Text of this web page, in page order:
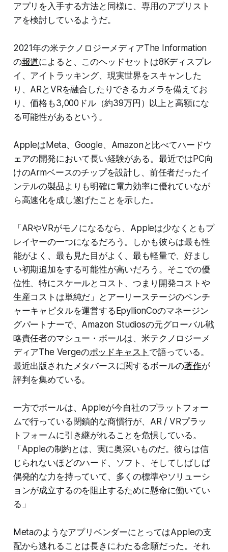
アプリを入手する方法と同様に、専用のアプリスト
アを検討しているようだ。
2021年の米テクノロジーメディアThe Information
の報道によると、このヘッドセットは8Kディスプレ
イ、アイトラッキング、現実世界をスキャンした
り、ARとVRを融合したりできるカメラを備えてお
り、価格も3,000ドル（約39万円）以上と高額にな
る可能性があるという。
AppleはMeta、Google、Amazonと比べてハードウ
ェアの開発において長い経験がある。最近ではPC向
けのArmベースのチップを設計し、前任者だったイ
ンテルの製品よりも明確に電力効率に優れていなが
ら高速化を成し遂げたことを示した。
「ARやVRがモノになるなら、Appleは少なくともプ
レイヤーの一つになるだろう。しかも彼らは最も性
能がよく、最も見た目がよく、最も軽量で、好まし
い初期追加をする可能性が高いだろう。そこでの優
位性、特にスケールとコスト、つまり開発コストや
生産コストは単純だ」とアーリーステージのベンチ
ャーキャピタルを運営するEpyllionCoのマネージン
グパートナーで、Amazon Studiosの元グローバル戦
略責任者のマシュー・ボールは、米テクノロジーメ
ディアThe Vergeのポッドキャスト で語っている。
最近出版されたメタバースに関するボールの著作が
評判を集めている。
一方でボールは、Appleが今自社のプラットフォー
ムで行っている閉鎖的な商慣行が、AR / VRプラッ
トフォームに引き継がれることを危惧している。
「Appleの制約とは、実に奥深いものだ。彼らは信
じられないほどのハード、ソフト、そしてしばしば
偶発的な力を持っていて、多くの標準やソリューシ
ョンが成立するのを阻止するために懸命に働いてい
る」
MetaのようなアプリベンダーにとってはAppleの支
配から逃れることは長きにわたる念願だった。それ